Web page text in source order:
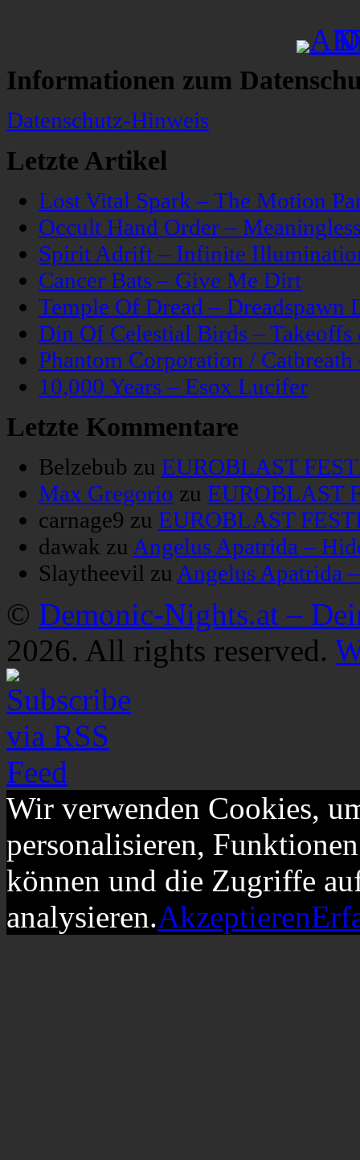
Informationen zum
Datenschutz-Hinweis
Letzte Artikel
Lost Vital Spark – The Motion
Occult Hand Order –
Spirit Adrift – Infinite
Cancer Bats – Give Me Dirt
Temple Of Dread – Dreadspawn
Din Of Celestial Birds –
Phantom Corporation /
10,000 Years – Esox Lucifer
Letzte Kommentare
Belzebub zu EUROBLAST
Max Gregorio zu EUROBLAST
carnage9 zu EUROBLAST
dawak zu Angelus Apatrida –
Slaytheevil zu Angelus Apatrida
© Demonic-Nights.at –
2026. All rights reserved.
Wir verwenden Cookies,
personalisieren,
können und die Zugriffe
analysieren.Akzeptieren